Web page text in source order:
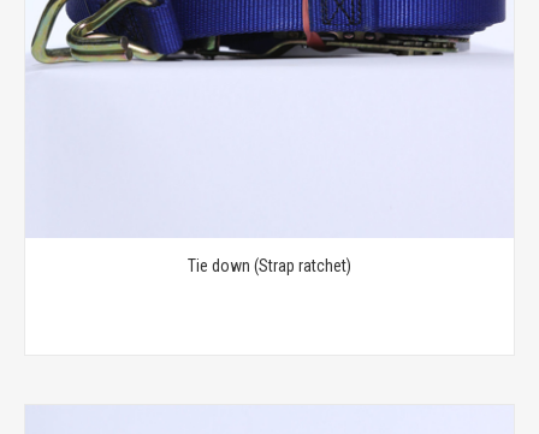
Tie down (Strap ratchet)